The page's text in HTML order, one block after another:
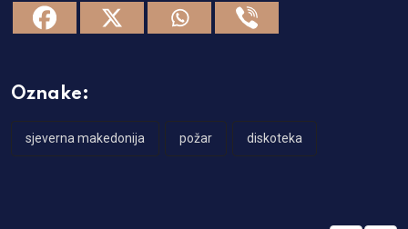
Oznake:
sjeverna makedonija požar diskoteka